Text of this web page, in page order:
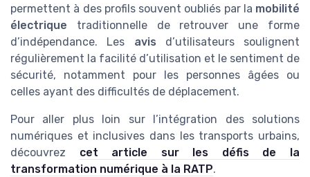
permettent à des profils souvent oubliés par la mobilité
électrique traditionnelle de retrouver une forme
d’indépendance. Les avis d’utilisateurs soulignent
régulièrement la facilité d’utilisation et le sentiment de
sécurité, notamment pour les personnes âgées ou
celles ayant des difficultés de déplacement.
Pour aller plus loin sur l’intégration des solutions
numériques et inclusives dans les transports urbains,
découvrez cet article sur les défis de la
transformation numérique à la RATP.